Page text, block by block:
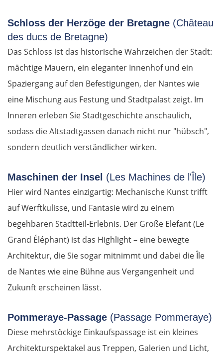
Schloss der Herzöge der Bretagne (Château
des ducs de Bretagne)
Das Schloss ist das historische Wahrzeichen der Stadt:
mächtige Mauern, ein eleganter Innenhof und ein
Spaziergang auf den Befestigungen, der Nantes wie
eine Mischung aus Festung und Stadtpalast zeigt. Im
Inneren erleben Sie Stadtgeschichte anschaulich,
sodass die Altstadtgassen danach nicht nur "hübsch",
sondern deutlich verständlicher wirken.
Maschinen der Insel (Les Machines de l'Île)
Hier wird Nantes einzigartig: Mechanische Kunst trifft
auf Werftkulisse, und Fantasie wird zu einem
begehbaren Stadtteil-Erlebnis. Der Große Elefant (Le
Grand Éléphant) ist das Highlight – eine bewegte
Architektur, die Sie sogar mitnimmt und dabei die Île
de Nantes wie eine Bühne aus Vergangenheit und
Zukunft erscheinen lässt.
Pommeraye-Passage (Passage Pommeraye)
Diese mehrstöckige Einkaufspassage ist ein kleines
Architekturspektakel aus Treppen, Galerien und Licht,